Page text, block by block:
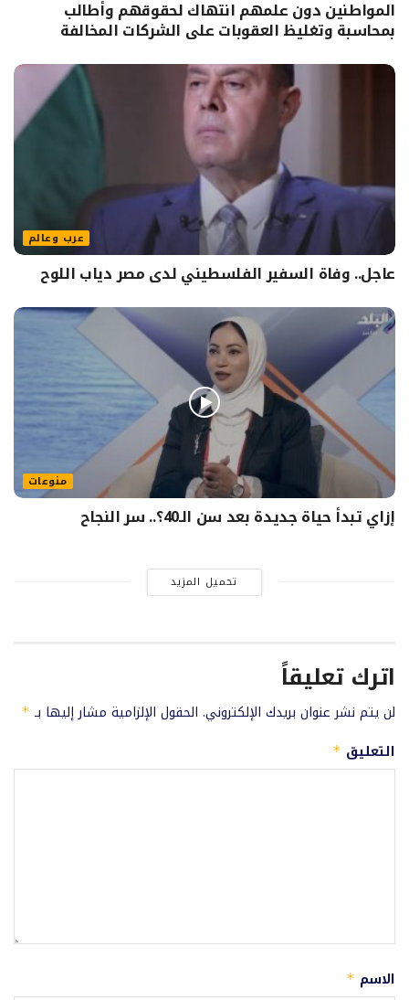
المواطنين دون علمهم انتهاك لحقوقهم وأطالب
بمحاسبة وتغليظ العقوبات على الشركات المخالفة
عرب وعالم
عاجل.. وفاة السفير الفلسطيني لدى مصر دياب اللوح
منوعات
إزاي تبدأ حياة جديدة بعد سن الـ40؟.. سر النجاح
تحميل المزيد
اترك تعليقاً
لن يتم نشر عنوان بريدك الإلكتروني. الحقول الإلزامية مشار إليها بـ *
التعليق *
الاسم *